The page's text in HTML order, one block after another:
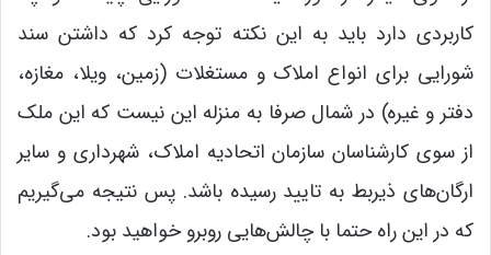
کاربردی دارد باید به این نکته توجه کرد که داشتن سند
شورایی برای انواع املاک و مستغلات (زمین، ویلا، مغازه،
دفتر و غیره) در شمال صرفا به منزله این نیست که این ملک
از سوی کارشناسان سازمان اتحادیه املاک، شهرداری و سایر
ارگان‌های ذیربط به تایید رسیده باشد. پس نتیجه می‌گیریم
که در این راه حتما با چالش‌هایی روبرو خواهید بود.